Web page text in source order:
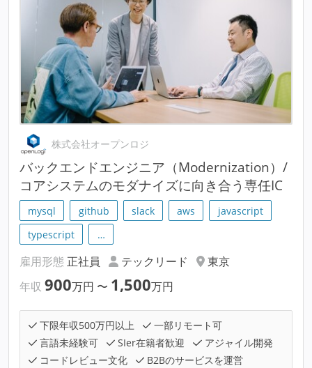
株式会社オープンロジ
バックエンドエンジニア（Modernization）/
コアシステムのモダナイズに向き合う専任IC
mysql github slack aws
javascript
typescript
…
雇用形態 正社員 テックリード
東京
年収 900万円 〜 1,500万円
下限年収500万円以上
一部リモート可
言語未経験可
SIer在籍者歓迎
アジャイル開発
コードレビュー文化
B2Bのサービスを運営